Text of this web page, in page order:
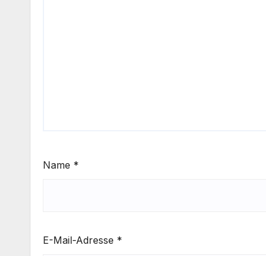
Name *
E-Mail-Adresse *